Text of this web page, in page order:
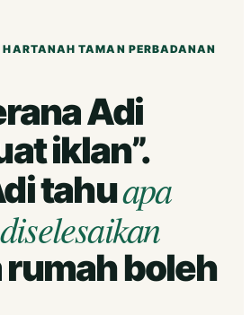
TAMAN PERBADANAN
Adi
iklan”.
tahuapa
boleh